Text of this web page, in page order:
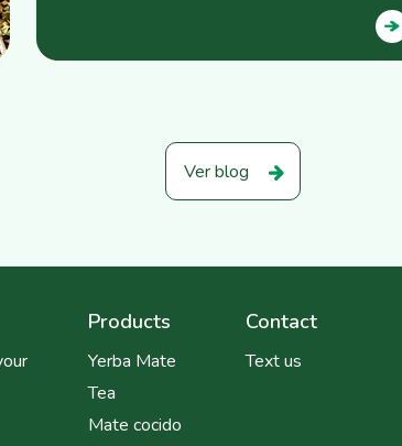
Ver blog
Products
Yerba Mate
Tea
Mate cocido
Contact
Text us